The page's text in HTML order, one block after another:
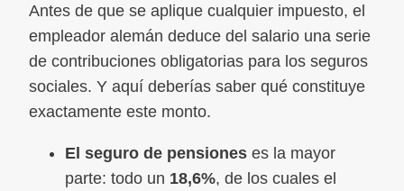
Antes de que se aplique cualquier impuesto, el
empleador alemán deduce del salario una serie
de contribuciones obligatorias para los seguros
sociales. Y aquí deberías saber qué constituye
exactamente este monto.
El seguro de pensiones es la mayor
parte: todo un 18,6%, de los cuales el